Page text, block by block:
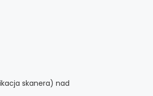
skanera) nad